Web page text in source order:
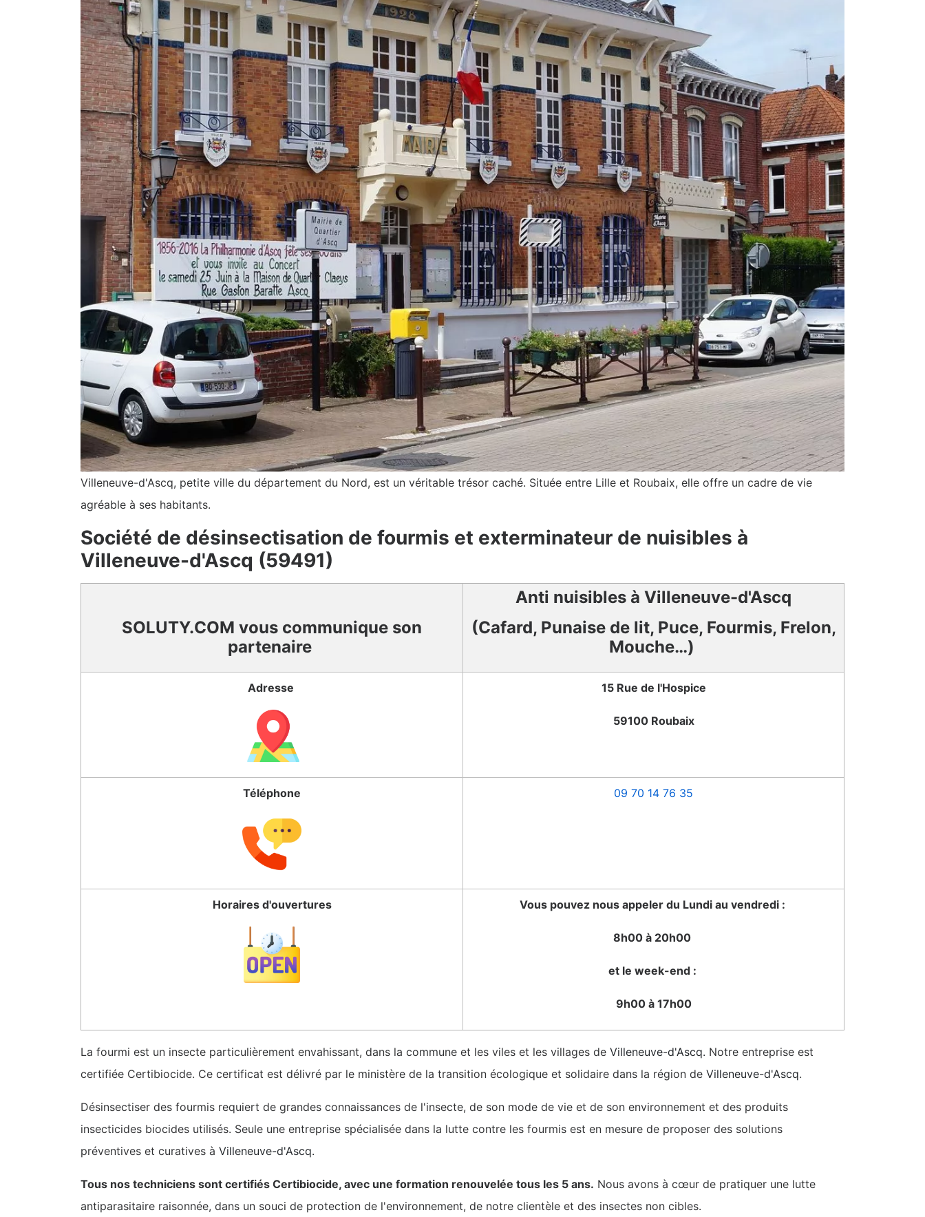
Villeneuve-d'Ascq, petite ville du département du Nord, est un véritable trésor caché. Située entre Lille et Roubaix, elle offre un cadre de vie
agréable à ses habitants.
Société de désinsectisation de fourmis et exterminateur de nuisibles à
Villeneuve-d'Ascq (59491)
SOLUTY.COM vous communique son
partenaire
Anti nuisibles à Villeneuve-d'Ascq
(Cafard, Punaise de lit, Puce, Fourmis, Frelon,
Mouche…)
Adresse 15 Rue de l'Hospice
59100 Roubaix
Téléphone 09 70 14 76 35
Horaires d'ouvertures Vous pouvez nous appeler du Lundi au vendredi :
8h00 à 20h00
et le week-end :
9h00 à 17h00
La fourmi est un insecte particulièrement envahissant, dans la commune et les viles et les villages de Villeneuve-d'Ascq. Notre entreprise est
certifiée Certibiocide. Ce certificat est délivré par le ministère de la transition écologique et solidaire dans la région de Villeneuve-d'Ascq.
Désinsectiser des fourmis requiert de grandes connaissances de l'insecte, de son mode de vie et de son environnement et des produits
insecticides biocides utilisés. Seule une entreprise spécialisée dans la lutte contre les fourmis est en mesure de proposer des solutions
préventives et curatives à Villeneuve-d'Ascq.
Tous nos techniciens sont certifiés Certibiocide, avec une formation renouvelée tous les 5 ans. Nous avons à cœur de pratiquer une lutte
antiparasitaire raisonnée, dans un souci de protection de l'environnement, de notre clientèle et des insectes non cibles.